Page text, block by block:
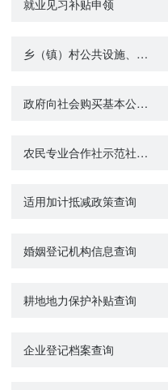
就业见习补贴申领
乡（镇）村公共设施、公益事业使用集体建设用地审批
政府向社会购买基本公共就业创业服务成果
农民专业合作社示范社（国家、省、市、县）申报、认定
适用加计抵减政策查询
婚姻登记机构信息查询
耕地地力保护补贴查询
企业登记档案查询